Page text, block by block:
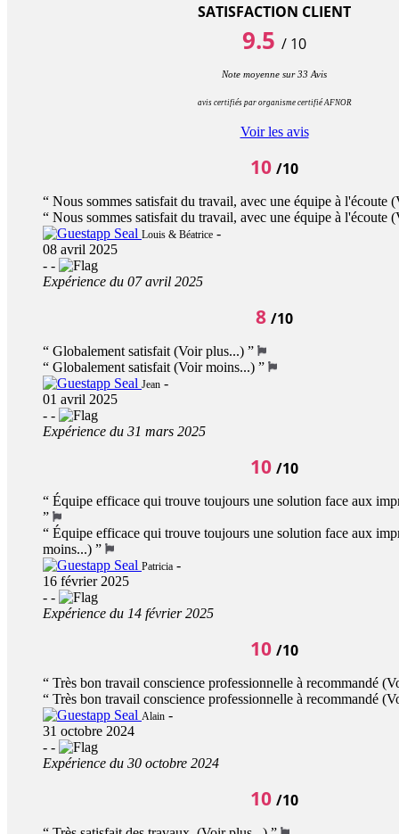
SATISFACTION CLIENT
9.5 / 10
Note moyenne sur33 Avis
avis certifiés par organisme certifié AFNOR
Voir les avis
10 /10
“ Nous sommes satisfait du travail, avec une équipe à l'écoute
“ Nous sommes satisfait du travail, avec une équipe à l'écoute
Louis & Béatrice -
08 avril 2025
- -
Expérience du 07 avril 2025
8 /10
“ Globalement satisfait (Voir plus...) ”
“ Globalement satisfait (Voir moins...) ”
Jean -
01 avril 2025
- -
Expérience du 31 mars 2025
10 /10
“ Équipe efficace qui trouve toujours une solution face aux
”
“ Équipe efficace qui trouve toujours une solution face aux
moins...) ”
Patricia -
16 février 2025
- -
Expérience du 14 février 2025
10 /10
“ Très bon travail conscience professionnelle à recommandé
“ Très bon travail conscience professionnelle à recommandé
Alain -
31 octobre 2024
- -
Expérience du 30 octobre 2024
10 /10